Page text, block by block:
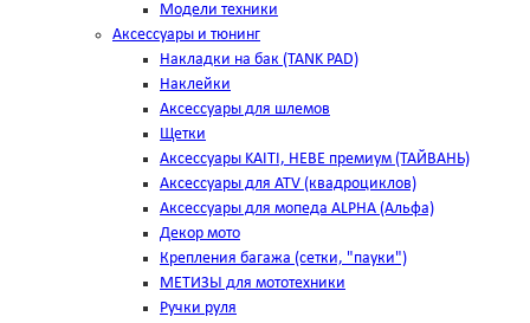
Модели техники
Аксессуары и тюнинг
Накладки на бак (TANK PAD)
Наклейки
Аксессуары для шлемов
Щетки
Аксессуары KAITI, HEBE премиум (ТАЙВАНЬ)
Аксессуары для ATV (квадроциклов)
Аксессуары для мопеда ALPHA (Альфа)
Декор мото
Крепления багажа (сетки, "пауки")
МЕТИЗЫ для мототехники
Ручки руля